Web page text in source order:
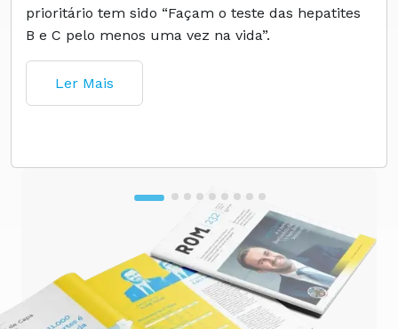
prioritário tem sido “Façam o teste das hepatites
B e C pelo menos uma vez na vida”.
Ler Mais